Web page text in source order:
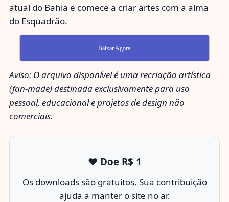
atual do Bahia e comece a criar artes com a alma
do Esquadrão.
Baixar Agora
Aviso: O arquivo disponível é uma recriação artística
(fan-made) destinada exclusivamente para uso
pessoal, educacional e projetos de design não
comerciais.
❤️ Doe R$ 1
Os downloads são gratuitos. Sua contribuição
ajuda a manter o site no ar.